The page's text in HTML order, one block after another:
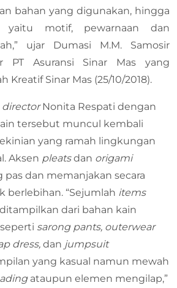
bahan yang digunakan, hingga
yaitu motif, pewarnaan dan
ujar Dumasi M.M. Samosir
PT Asuransi Sinar Mas yang
Kreatif Sinar Mas (25/10/2018).
directorNonita Respati dengan
tersebut muncul kembali
yang ramah lingkungan
Aksen pleatsdan origami
pas dan memanjakan secara
berlebihan. “Sejumlah items
dari bahan kain
sarong pants, outerwear
dress, dan jumpsuit
yang kasual namun mewah
ataupun elemen mengilap,”